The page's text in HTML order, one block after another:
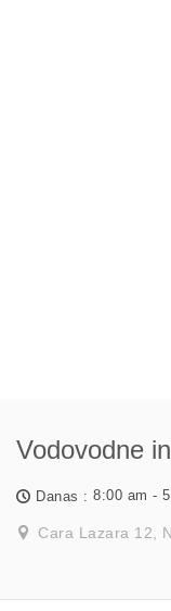
Vodovodne
Danas : 8:00 am -
Cara Lazara 12,